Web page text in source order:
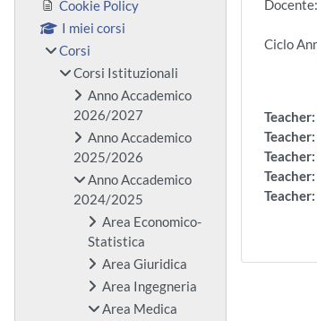
Ciclo
Teacher:
Teacher:
Teacher:
Teacher:
Teacher:
Cookie Policy
I miei corsi
Corsi
Corsi Istituzionali
Anno Accademico
2026/2027
Anno Accademico
2025/2026
Anno Accademico
2024/2025
Area Economico-
Statistica
Area Giuridica
Area Ingegneria
Area Medica